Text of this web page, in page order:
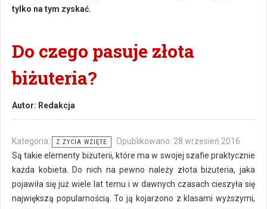
tylko na tym zyskać.
Do czego pasuje złota
biżuteria?
Autor: Redakcja
Kategoria: Z ŻYCIA WZIĘTE
Opublikowano: 28 wrzesień 2016
Są takie elementy biżuterii, które ma w swojej szafie praktycznie
każda kobieta. Do nich na pewno należy złota biżuteria, jaka
pojawiła się już wiele lat temu i w dawnych czasach cieszyła się
największą popularnością. To ją kojarzono z klasami wyższymi,